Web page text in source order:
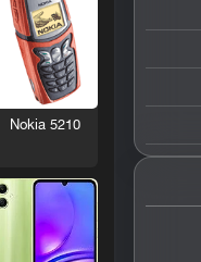
Nokia 5210